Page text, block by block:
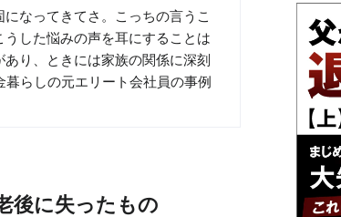
なってきてさ。こっちの言うこ
した悩みの声を耳にすることは
り、ときには家族の関係に深刻
らしの元エリート会社員の事例
後に失ったもの